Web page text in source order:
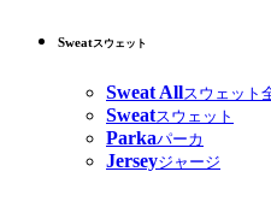
Sweatスウェット
Sweat Allスウェット
Sweatスウェット
Parkaパーカ
Jerseyジャージ